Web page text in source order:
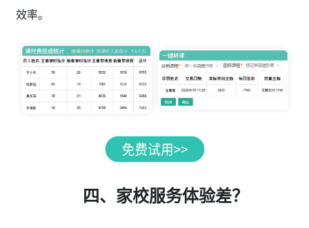
效率。
四、家校服务体验差？